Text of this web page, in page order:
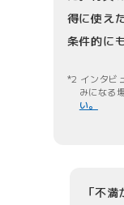
得に使え
条件的に
2 インタビ
みになる
い。
「不